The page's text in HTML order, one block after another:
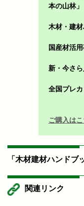
本の山林」
木材・建
国産材活
新・今さ
全国プレ
ご購入は
「木材建材ハンドブ
関連リンク